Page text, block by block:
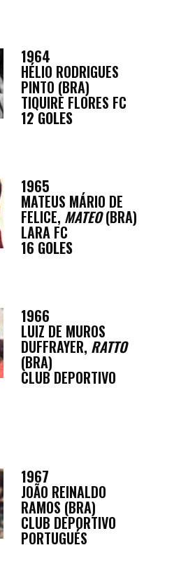
1964
HÉLIO RODRIGUES
PINTO (BRA)
TIQUIRE FLORES FC
12 GOLES
1965
MATEUS MÁRIO DE
FELICE, MATEO(BRA)
LARA FC
16 GOLES
1966
LUIZ DE MUROS
DUFFRAYER, RATTO
(BRA)
CLUB DEPORTIVO
1967
JOÃO REINALDO
RAMOS (BRA)
CLUB DEPORTIVO
PORTUGUÉS